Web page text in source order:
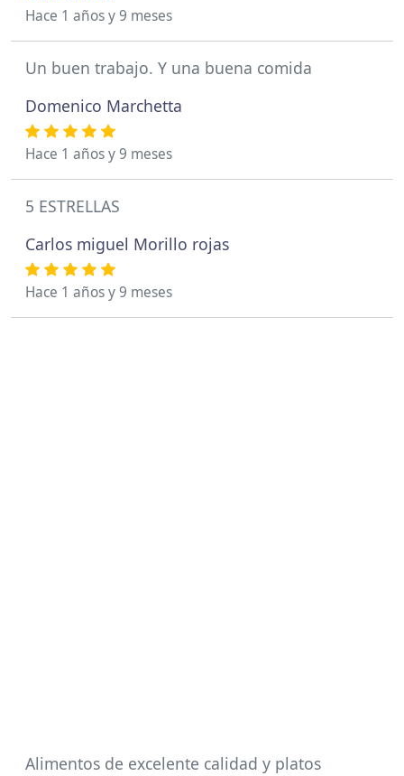
Hace 1 años y 9 meses
Un buen trabajo. Y una buena comida
Domenico Marchetta
Hace 1 años y 9 meses
5 ESTRELLAS
Carlos miguel Morillo rojas
Hace 1 años y 9 meses
Alimentos de excelente calidad y platos